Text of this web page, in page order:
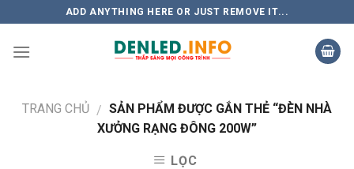
to
content
ADD ANYTHING HERE OR JUST REMOVE IT...
TRANG CHỦ / SẢN PHẨM ĐƯỢC GẮN THẺ “ĐÈN NHÀ
XƯỞNG RẠNG ĐÔNG 200W”
LỌC